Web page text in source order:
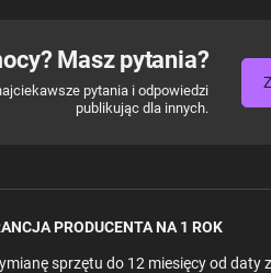
Masz pytania?
pytania i odpowiedzi
publikując dla innych.
PRODUCENTA NA 1 ROK
sprzętu do 12 miesięcy od daty